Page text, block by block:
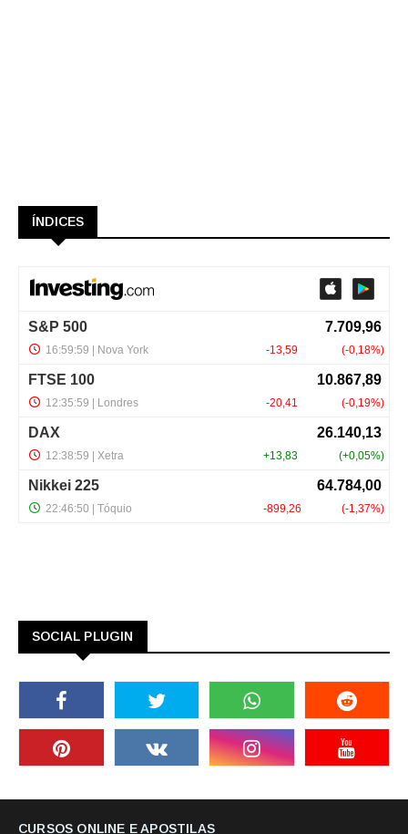
ÍNDICES
SOCIAL PLUGIN
CURSOS ONLINE E APOSTILAS